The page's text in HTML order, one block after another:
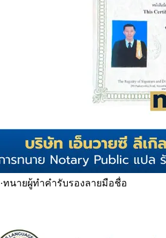
·ทนายผู้ทำคำรับรองลายมือชื่อ